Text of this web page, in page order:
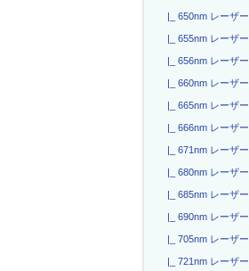
|_ 650nm レーザー
|_ 655nm レーザー
|_ 656nm レーザー
|_ 660nm レーザー
|_ 665nm レーザー
|_ 666nm レーザー
|_ 671nm レーザー
|_ 680nm レーザー
|_ 685nm レーザー
|_ 690nm レーザー
|_ 705nm レーザー
|_ 721nm レーザー